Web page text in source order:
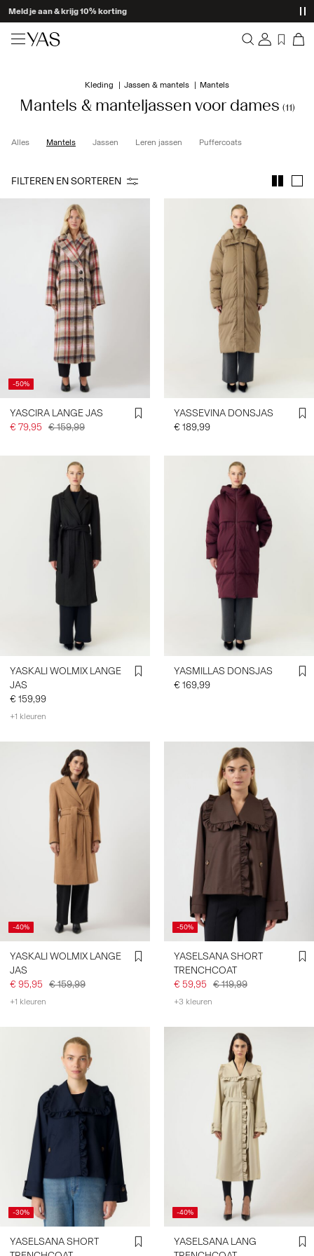
Meld je aan & krijg 10% korting
Overzicht
Bestellingen
Verlanglijstje
Kleding
Co ord sets
Occasionwear
Aanbiedingen
High Summer
INLOGGEN
HEB
JE
OVER
NEDERLANDS
Kleding Jassen & mantels Mantels
Mantels & manteljassen voor dames (11)
Alles Mantels Jassen Leren jassen Puffercoats
FILTEREN EN SORTEREN
-50%
YASCIRA LANGE JAS
€ 79,95 € 159,99
YASSEVINA DONSJAS
€ 189,99
YASKALI WOLMIX LANGE
JAS
€ 159,99
+1 kleuren
YASMILLAS DONSJAS
€ 169,99
-40%
YASKALI WOLMIX LANGE
JAS
€ 95,95 € 159,99
+1 kleuren
-50%
YASELSANA SHORT
TRENCHCOAT
€ 59,95 € 119,99
+3 kleuren
-30%
YASELSANA SHORT
-40%
YASELSANA LANG